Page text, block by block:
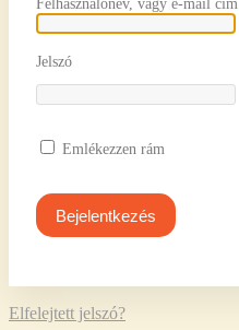
Felhasználónév, vagy e-mail cím
Jelszó
Emlékezzen rám
Elfelejtett jelszó?